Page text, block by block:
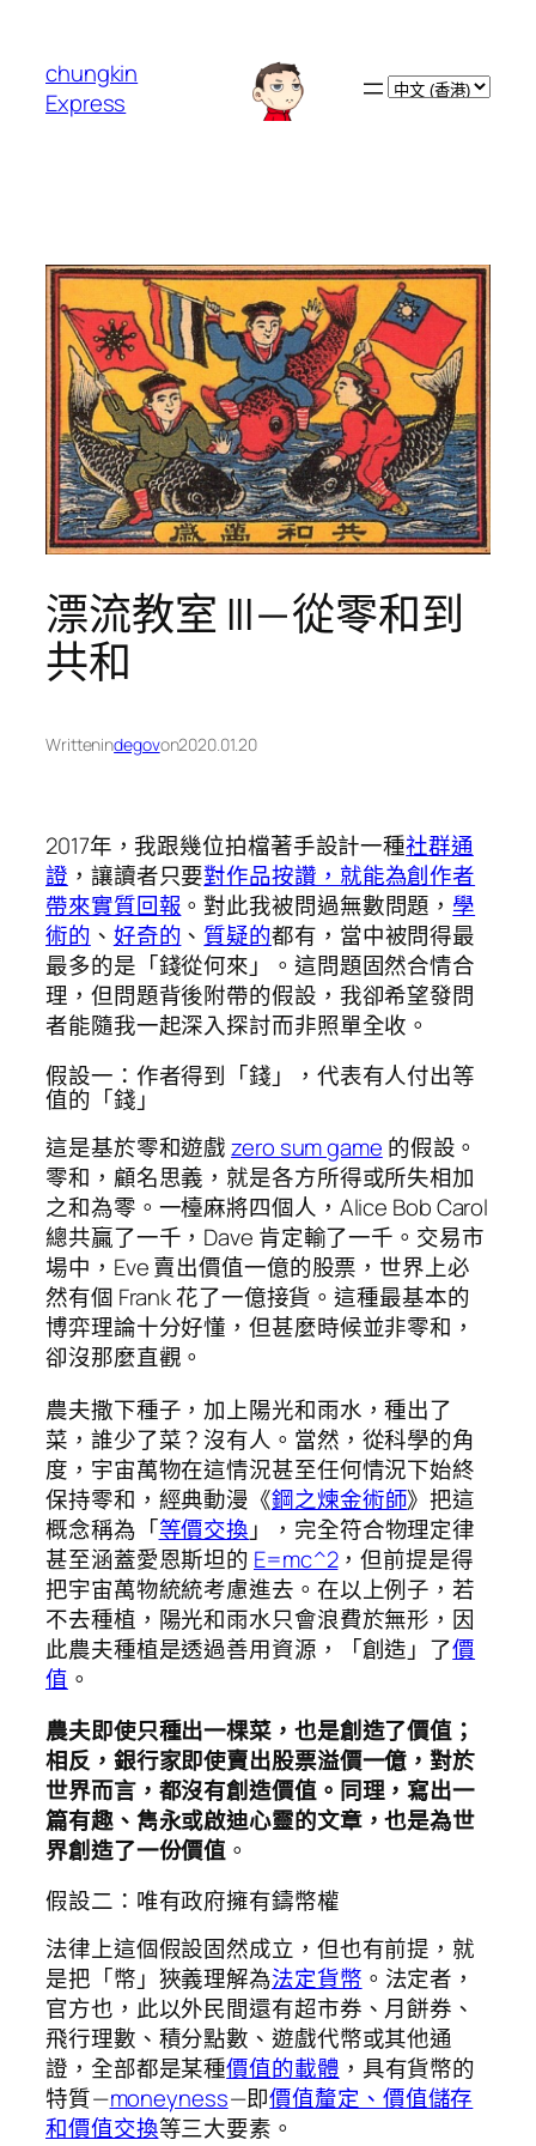
chungkin
Express
Choose
漂流教室 III — 從零和到
共和
Writtenindegovon2020.01.20
2017年，我跟幾位拍檔著手設計一種社群通
證 ，讓讀者只要對作品按讚，就能為創作者
帶來實質回報 。對此我被問過無數問題， 學
術的 、 好奇的 、 質疑的都有，當中被問得最
最多的是「錢從何來」。這問題固然合情合
理，但問題背後附帶的假設，我卻希望發問
者能隨我一起深入探討而非照單全收。
假設一：作者得到「錢」，代表有人付出等
值的「錢」
這是基於零和遊戲zero sum game 的假設。
零和，顧名思義，就是各方所得或所失相加
之和為零。一檯麻將四個人，Alice Bob Carol
總共贏了一千，Dave 肯定輸了一千。交易市
場中，Eve 賣出價值一億的股票，世界上必
然有個 Frank 花了一億接貨。這種最基本的
博弈理論十分好懂，但甚麼時候並非零和，
卻沒那麼直觀。
農夫撒下種子，加上陽光和雨水，種出了
菜，誰少了菜？沒有人。當然，從科學的角
度，宇宙萬物在這情況甚至任何情況下始終
保持零和，經典動漫《鋼之煉金術師》把這
概念稱為「等價交換 」，完全符合物理定律
甚至涵蓋愛恩斯坦的 E=mc^2，但前提是得
把宇宙萬物統統考慮進去。在以上例子，若
不去種植，陽光和雨水只會浪費於無形，因
此農夫種植是透過善用資源，「創造」了價
值 。
農夫即使只種出一棵菜，也是創造了價值；
相反，銀行家即使賣出股票溢價一億，對於
世界而言，都沒有創造價值。同理，寫出一
篇有趣、雋永或啟迪心靈的文章，也是為世
界創造了一份價值 。
假設二：唯有政府擁有鑄幣權
法律上這個假設固然成立，但也有前提，就
是把「幣」狹義理解為法定貨幣 。法定者，
官方也，此以外民間還有超市券、月餅券、
飛行理數、積分點數、遊戲代幣或其他通
證，全部都是某種價值的載體 ，具有貨幣的
特質 —moneyness— 即價值釐定、價值儲存
和價值交換等三大要素。